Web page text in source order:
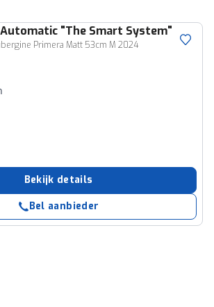
Automatic "The Smart System"
Primera Matt 53cm M 2024
Bekijk details
Bel aanbieder